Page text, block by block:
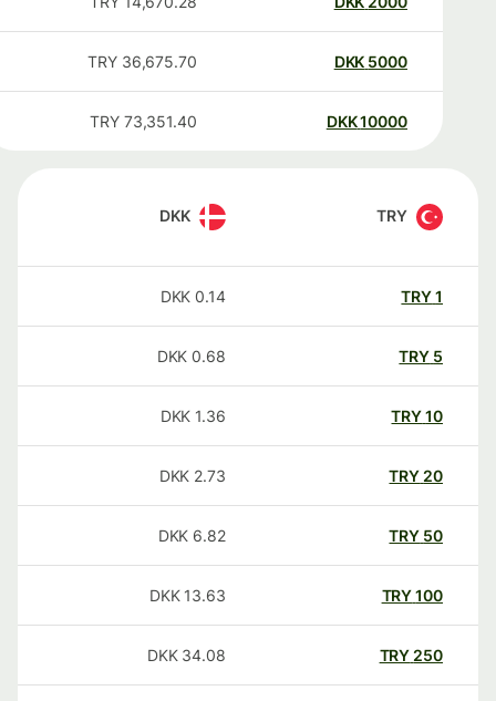
5000
DKK
36,675.70
TRY
10000
DKK
73,351.40
TRY
TRY
DKK
TRY
0.14
DKK
TRY
0.68
DKK
TRY
1.36
DKK
20
TRY
2.73
DKK
50
TRY
6.82
DKK
100
TRY
13.63
DKK
250
TRY
34.08
DKK